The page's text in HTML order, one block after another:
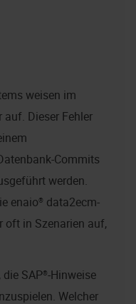
weisen im
Dieser Fehler
Commits
werden.
enaio® data2ecm-
oft in Szenarien auf,
SAP®-Hinweise
Welcher